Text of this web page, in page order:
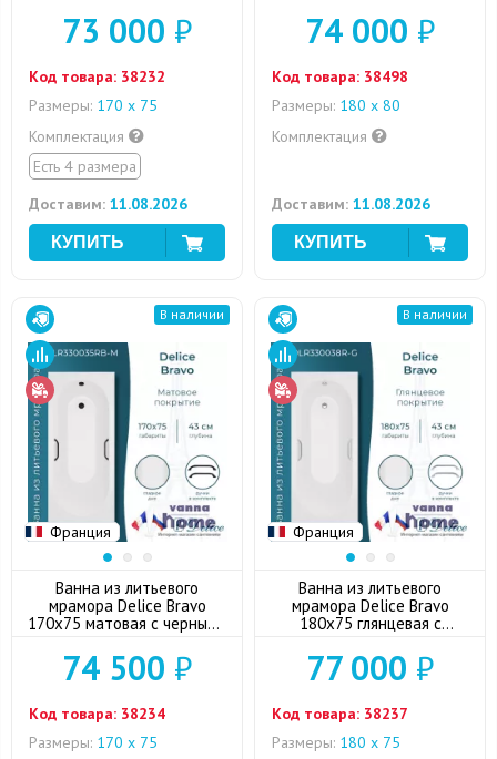
73 000 ₽
Код товара: 38232
Размеры: 170 х 75
Комплектация
Есть 4 размера
Доставим: 11.08.2026
74 000 ₽
Код товара: 38498
Размеры: 180 x 80
Комплектация
Доставим: 11.08.2026
Франция
В наличии
Ванна из литьевого
мрамора Delice Bravo
170x75 матовая с черными
74 500 ₽
Код товара: 38234
Размеры: 170 х 75
Франция
В наличии
Ванна из литьевого
мрамора Delice Bravo
180x75 глянцевая с
77 000 ₽
Код товара: 38237
Размеры: 180 x 75